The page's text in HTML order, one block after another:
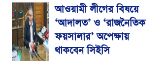
আওয়ামী লীগের বিষয়ে
‘আদালত’ ও ‘রাজনৈতিক
ফয়সালার’ অপেক্ষায়
থাকবেন সিইসি